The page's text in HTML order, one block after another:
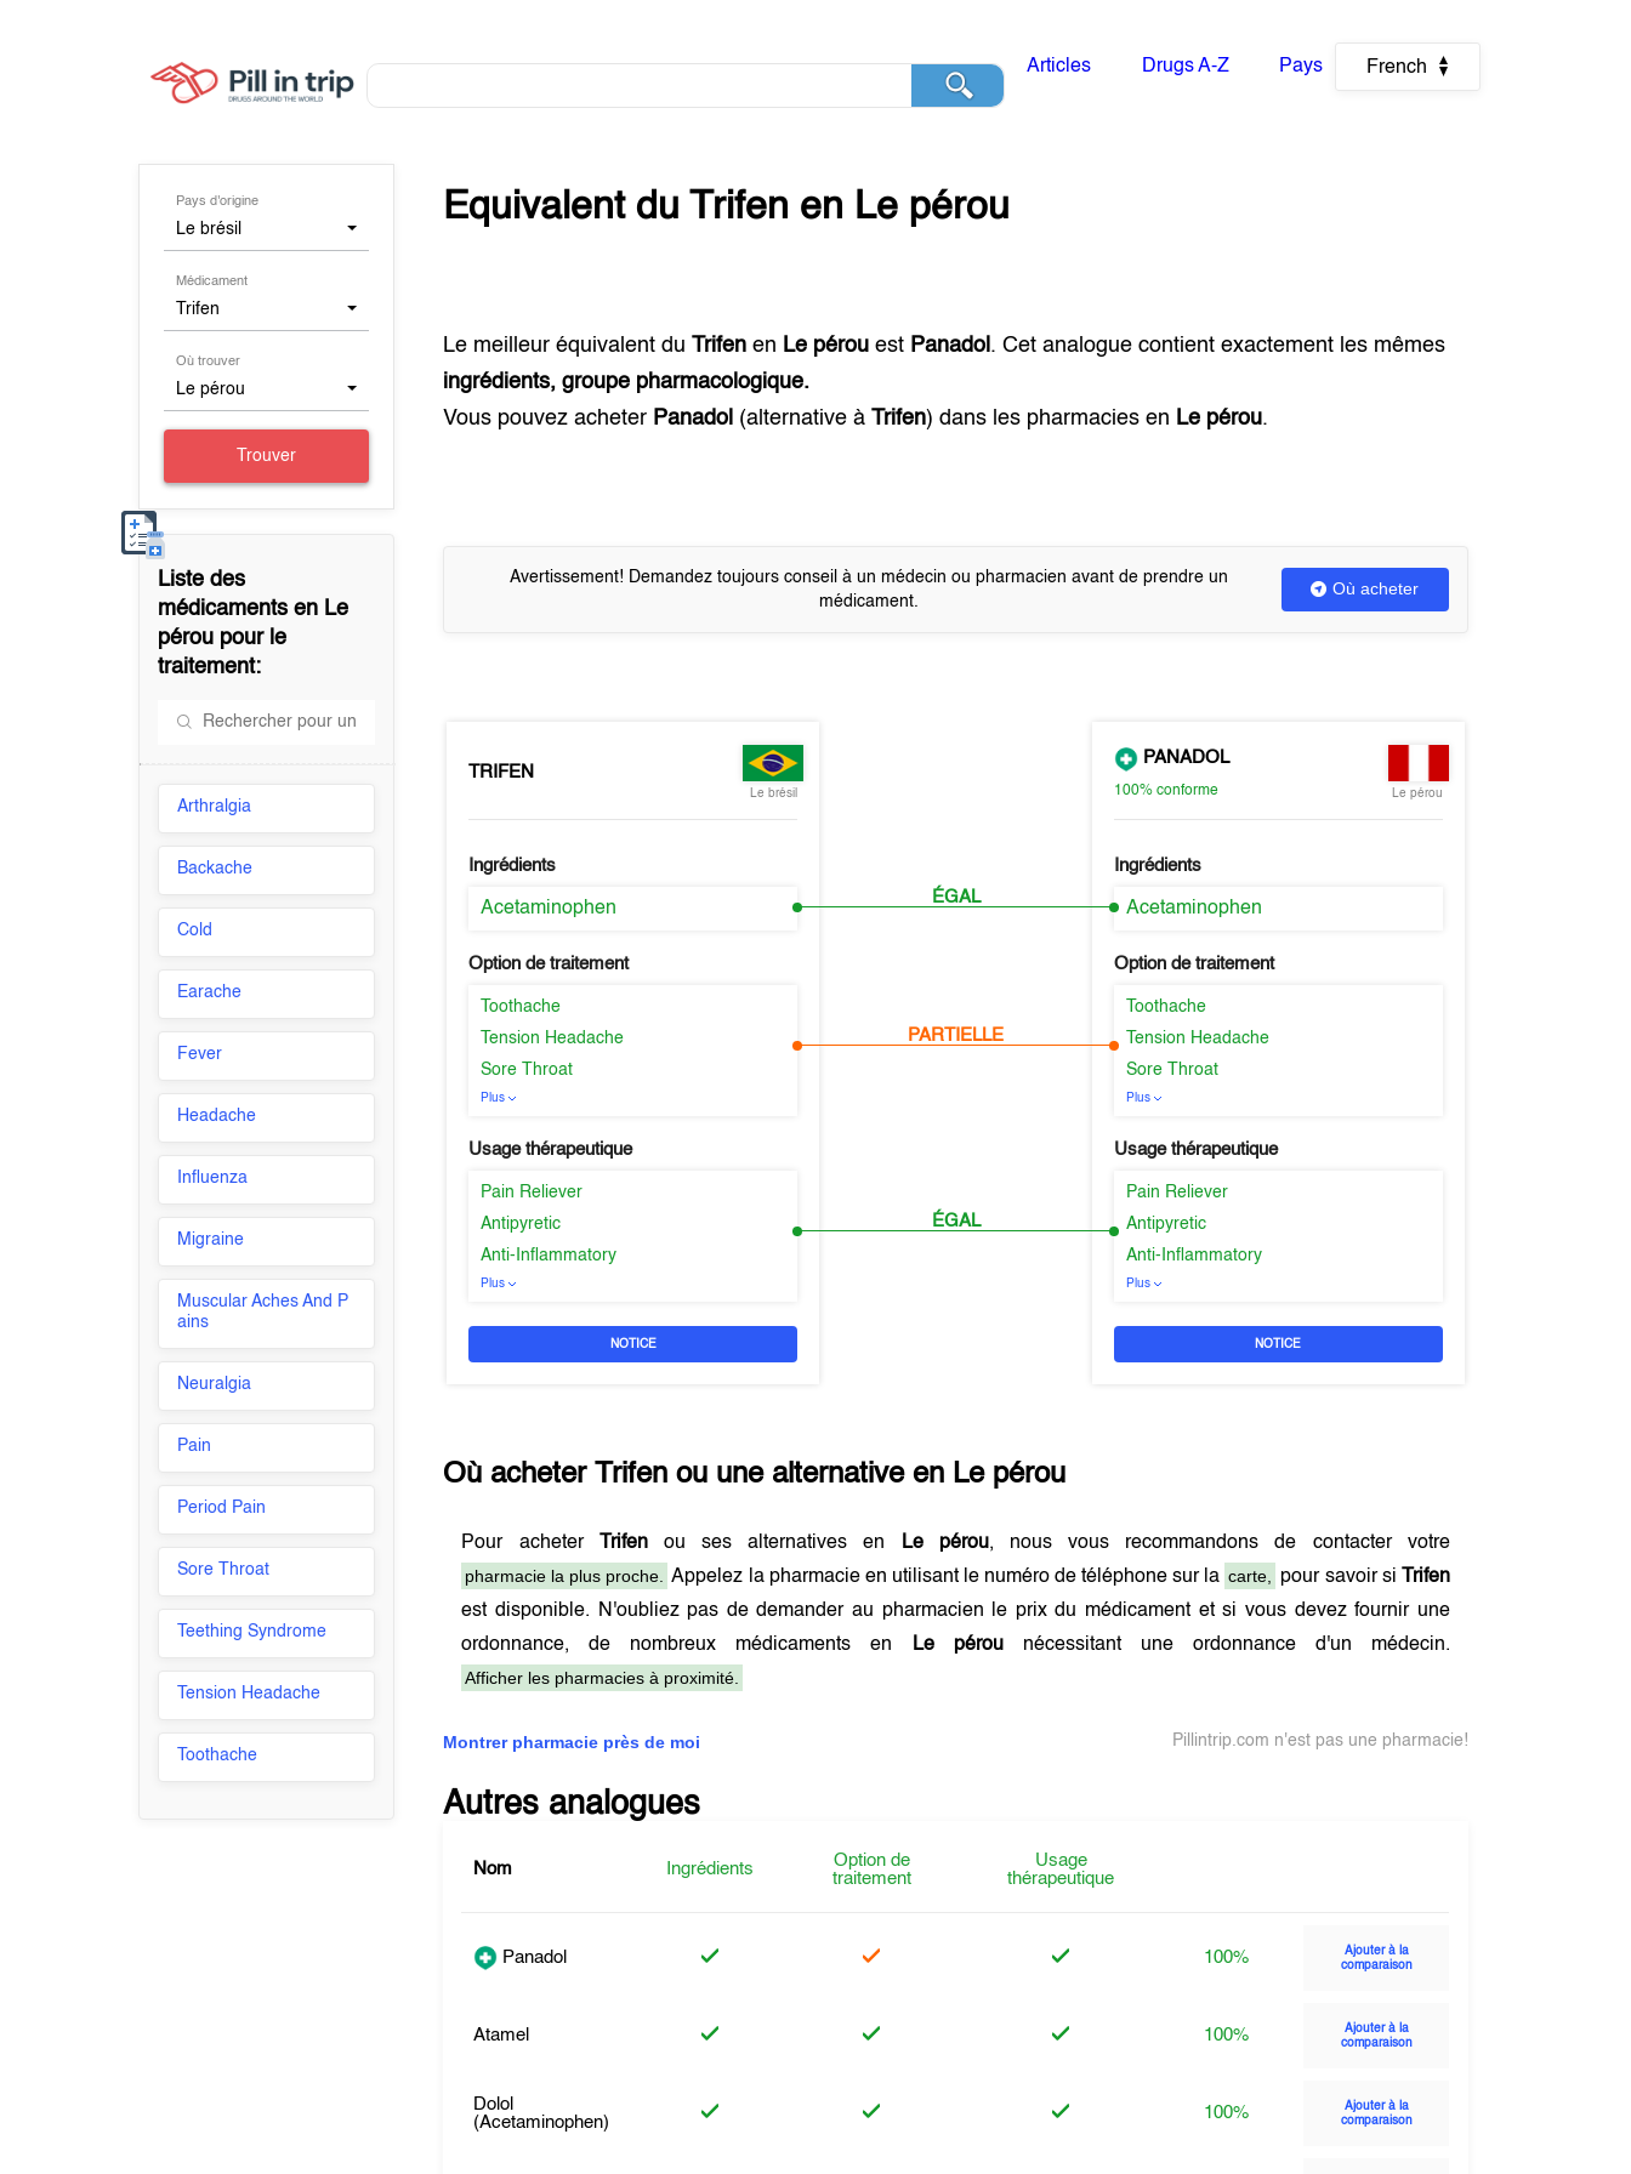
Articles Drugs A-Z Pays French
Pays d'origine
Le brésil
Médicament
Trifen
Où trouver
Le pérou
Trouver
Liste des
médicaments en Le
pérou pour le
traitement:
Arthralgia
Backache
Cold
Earache
Fever
Headache
Influenza
Migraine
Muscular Aches And P
ains
Neuralgia
Pain
Period Pain
Sore Throat
Teething Syndrome
Tension Headache
Toothache
Equivalent duTrifen en Le pérou
Le meilleur équivalent duTrifen en Le pérou est Panadol . Cet analogue contient exactement les mêmes
ingrédients, groupe pharmacologique.
Vous pouvez acheter Panadol (alternative àTrifen) dans les pharmacies en Le pérou.
Avertissement! Demandez toujours conseil à un médecin ou pharmacien avant de prendre un
médicament.
Où acheter
TRIFEN
Le brésil
Ingrédients
Acetaminophen
Option de traitement
Toothache
Tension Headache
Sore Throat
Plus
Usage thérapeutique
Pain Reliever
Antipyretic
Anti-Inflammatory
Plus
NOTICE
ÉGAL
PARTIELLE
ÉGAL
PANADOL
100% conforme Le pérou
Ingrédients
Acetaminophen
Option de traitement
Toothache
Tension Headache
Sore Throat
Plus
Usage thérapeutique
Pain Reliever
Antipyretic
Anti-Inflammatory
Plus
NOTICE
Où acheter Trifen ou une alternative en Le pérou
Pour acheter Trifenou ses alternatives en Le pérou, nous vous recommandons de contacter votre
pharmacie la plus proche.
Appelez la pharmacie en utilisant le numéro de téléphone sur la carte, pour savoir si
Trifen
est disponible. N'oubliez pas de demander au pharmacien le prix du médicament et si vous devez fournir une
ordonnance, de nombreux médicaments en
Le pérounécessitant une ordonnance d'un médecin.
Afficher les pharmacies à proximité.
Montrer pharmacie près de moi Pillintrip.com n'est pas une pharmacie!
Autres analogues
Nom Ingrédients
Option de
traitement
Usage
thérapeutique
Panadol 100%
Ajouter à la
comparaison
Atamel 100%
Ajouter à la
comparaison
Dolol
(Acetaminophen)
100%
Ajouter à la
comparaison